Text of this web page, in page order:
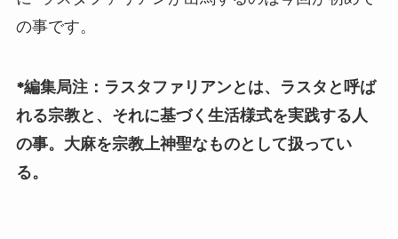
の事です。
*編集局注：ラスタファリアンとは、ラスタと呼ば
れる宗教と、それに基づく生活様式を実践する人
の事。大麻を宗教上神聖なものとして扱ってい
る。